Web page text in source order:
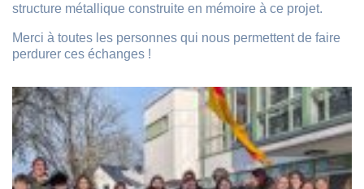
structure métallique construite en mémoire à ce projet.
Merci à toutes les personnes qui nous permettent de faire
perdurer ces échanges !